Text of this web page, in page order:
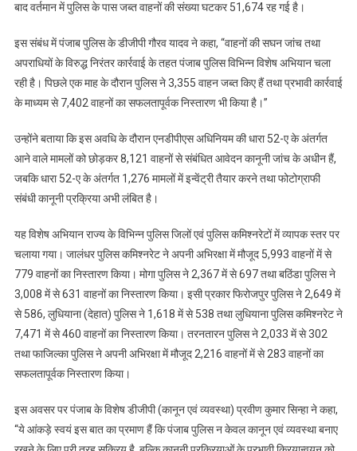
से
7,402
निस्तारण
बाद वर्तमान में पुलिस के पास जब्त वाहनों की संख्या घटकर 51,674 रह गई है।
इस संबंध में पंजाब पुलिस के डीजीपी गौरव यादव ने कहा, “वाहनों की सघन जांच तथा
अपराधियों के विरुद्ध निरंतर कार्रवाई के तहत पंजाब पुलिस विभिन्न विशेष अभियान चला
रही है। पिछले एक माह के दौरान पुलिस ने 3,355 वाहन जब्त किए हैं तथा प्रभावी कार्रवाई
के माध्यम से 7,402 वाहनों का सफलतापूर्वक निस्तारण भी किया है।”
उन्होंने बताया कि इस अवधि के दौरान एनडीपीएस अधिनियम की धारा 52-ए के अंतर्गत
आने वाले मामलों को छोड़कर 8,121 वाहनों से संबंधित आवेदन कानूनी जांच के अधीन हैं,
जबकि धारा 52-ए के अंतर्गत 1,276 मामलों में इन्वेंट्री तैयार करने तथा फोटोग्राफी
संबंधी कानूनी प्रक्रिया अभी लंबित है।
यह विशेष अभियान राज्य के विभिन्न पुलिस जिलों एवं पुलिस कमिश्नरेटों में व्यापक स्तर पर
चलाया गया। जालंधर पुलिस कमिश्नरेट ने अपनी अभिरक्षा में मौजूद 5,993 वाहनों में से
779 वाहनों का निस्तारण किया। मोगा पुलिस ने 2,367 में से 697 तथा बठिंडा पुलिस ने
3,008 में से 631 वाहनों का निस्तारण किया। इसी प्रकार फिरोजपुर पुलिस ने 2,649 में
से 586, लुधियाना (देहात) पुलिस ने 1,618 में से 538 तथा लुधियाना पुलिस कमिश्नरेट ने
7,471 में से 460 वाहनों का निस्तारण किया। तरनतारन पुलिस ने 2,033 में से 302
तथा फाजिल्का पुलिस ने अपनी अभिरक्षा में मौजूद 2,216 वाहनों में से 283 वाहनों का
सफलतापूर्वक निस्तारण किया।
इस अवसर पर पंजाब के विशेष डीजीपी (कानून एवं व्यवस्था) प्रवीण कुमार सिन्हा ने कहा,
“ये आंकड़े स्वयं इस बात का प्रमाण हैं कि पंजाब पुलिस न केवल कानून एवं व्यवस्था बनाए